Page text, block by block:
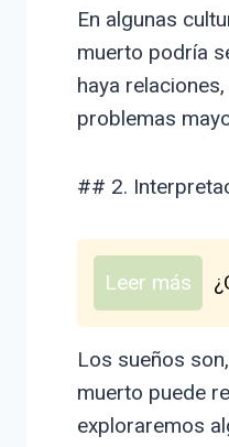
En algunas
muerto podría
haya
problemas
## 2.
Leer más
Los sueños
muerto puede
exploraremos